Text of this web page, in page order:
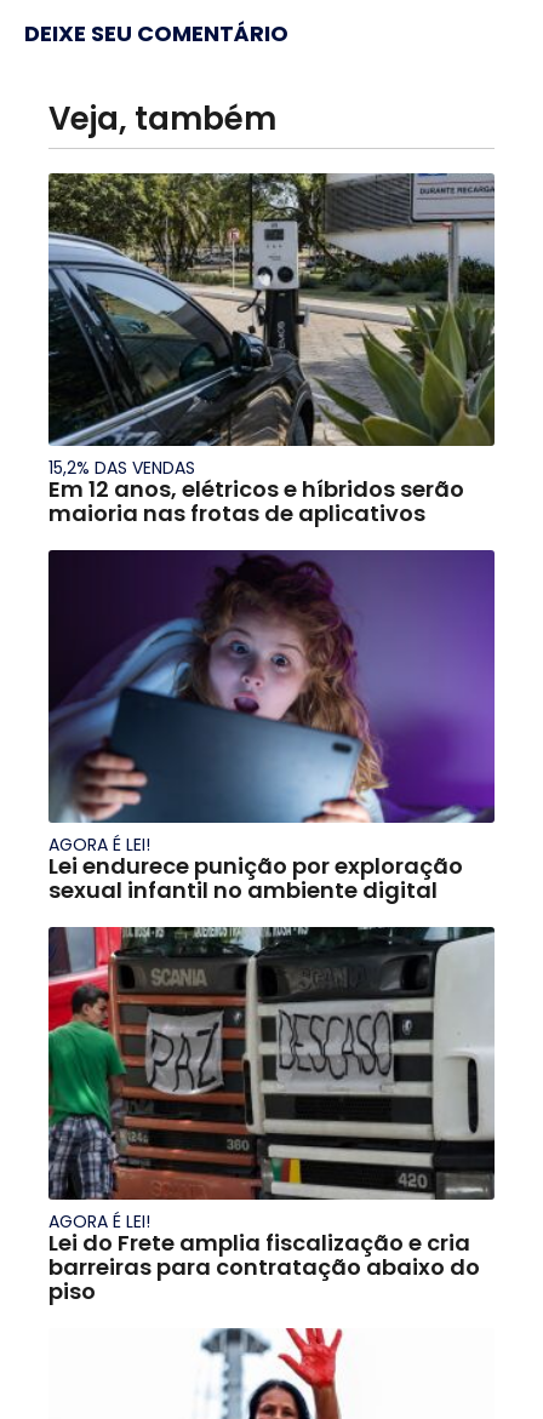
DEIXE SEU COMENTÁRIO
Veja, também
15,2% DAS VENDAS
Em 12 anos, elétricos e híbridos serão
maioria nas frotas de aplicativos
AGORA É LEI!
Lei endurece punição por exploração
sexual infantil no ambiente digital
AGORA É LEI!
Lei do Frete amplia fiscalização e cria
barreiras para contratação abaixo do
piso